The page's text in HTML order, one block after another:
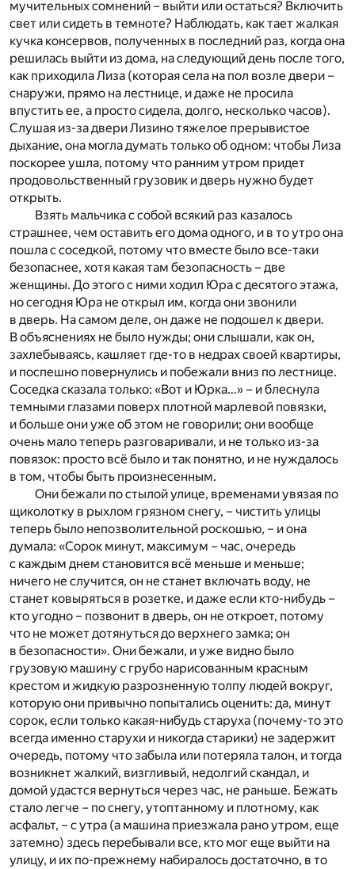
мучительных сомнений – выйти или остаться? Включить
свет или сидеть в темноте? Наблюдать, как тает жалкая
кучка консервов, полученных в последний раз, когда она
решилась выйти из дома, на следующий день после того,
как приходила Лиза (которая села на пол возле двери –
снаружи, прямо на лестнице, и даже не просила
впустить ее, а просто сидела, долго, несколько часов).
Слушая из-за двери Лизино тяжелое прерывистое
дыхание, она могла думать только об одном: чтобы Лиза
поскорее ушла, потому что ранним утром придет
продовольственный грузовик и дверь нужно будет
открыть.
Взять мальчика с собой всякий раз казалось
страшнее, чем оставить его дома одного, и в то утро она
пошла с соседкой, потому что вместе было все-таки
безопаснее, хотя какая там безопасность – две
женщины. До этого с ними ходил Юра с десятого этажа,
но сегодня Юра не открыл им, когда они звонили
в дверь. На самом деле, он даже не подошел к двери.
В объяснениях не было нужды; они слышали, как он,
захлебываясь, кашляет где-то в недрах своей квартиры,
и поспешно повернулись и побежали вниз по лестнице.
Соседка сказала только: «Вот и Юрка…» – и блеснула
темными глазами поверх плотной марлевой повязки,
и больше они уже об этом не говорили; они вообще
очень мало теперь разговаривали, и не только из-за
повязок: просто всё было и так понятно, и не нуждалось
в том, чтобы быть произнесенным.
Они бежали по стылой улице, временами увязая по
щиколотку в рыхлом грязном снегу, – чистить улицы
теперь было непозволительной роскошью, – и она
думала: «Сорок минут, максимум – час, очередь
с каждым днем становится всё меньше и меньше;
ничего не случится, он не станет включать воду, не
станет ковыряться в розетке, и даже если кто-нибудь –
кто угодно – позвонит в дверь, он не откроет, потому
что не может дотянуться до верхнего замка; он
в безопасности». Они бежали, и уже видно было
грузовую машину с грубо нарисованным красным
крестом и жидкую разрозненную толпу людей вокруг,
которую они привычно попытались оценить: да, минут
сорок, если только какая-нибудь старуха (почему-то это
всегда именно старухи и никогда старики) не задержит
очередь, потому что забыла или потеряла талон, и тогда
возникнет жалкий, визгливый, недолгий скандал, и
домой удастся вернуться через час, не раньше. Бежать
стало легче – по снегу, утоптанному и плотному, как
асфальт, – с утра (а машина приезжала рано утром, еще
затемно) здесь перебывали все, кто мог еще выйти на
улицу, и их по-прежнему набиралось достаточно, в то